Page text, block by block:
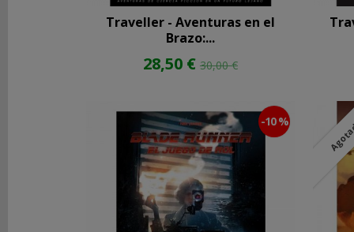
Traveller - Aventuras en el
Brazo:...
28,50 € 30,00 €
-10 %